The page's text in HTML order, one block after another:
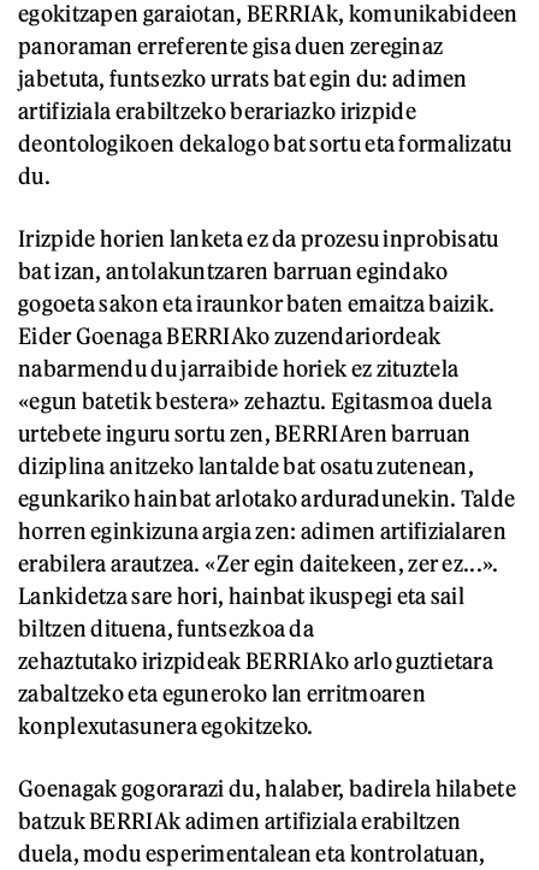
egokitzapen garaiotan, BERRIAk, komunikabideen
panoraman erreferente gisa duen zereginaz
jabetuta, funtsezko urrats bat egin du: adimen
artifiziala erabiltzeko berariazko irizpide
deontologikoen dekalogo bat sortu eta formalizatu
du.
Irizpide horien lanketa ez da prozesu inprobisatu
bat izan, antolakuntzaren barruan egindako
gogoeta sakon eta iraunkor baten emaitza baizik.
Eider Goenaga BERRIAko zuzendariordeak
nabarmendu du jarraibide horiek ez zituztela
«egun batetik bestera» zehaztu. Egitasmoa duela
urtebete inguru sortu zen, BERRIAren barruan
diziplina anitzeko lantalde bat osatu zutenean,
egunkariko hainbat arlotako arduradunekin. Talde
horren eginkizuna argia zen: adimen artifizialaren
erabilera arautzea. «Zer egin daitekeen, zer ez...».
Lankidetza sare hori, hainbat ikuspegi eta sail
biltzen dituena, funtsezkoa da
zehaztutako irizpideak BERRIAko arlo guztietara
zabaltzeko eta eguneroko lan erritmoaren
konplexutasunera egokitzeko.
Goenagak gogorarazi du, halaber, badirela hilabete
batzuk BERRIAk adimen artifiziala erabiltzen
duela, modu esperimentalean eta kontrolatuan,